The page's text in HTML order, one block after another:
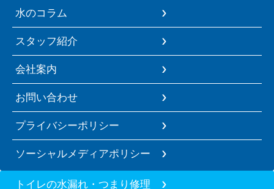
水のコラム
スタッフ紹介
会社案内
お問い合わせ
プライバシーポリシー
ソーシャルメディアポリシー
トイレの水漏れ・つまり修理